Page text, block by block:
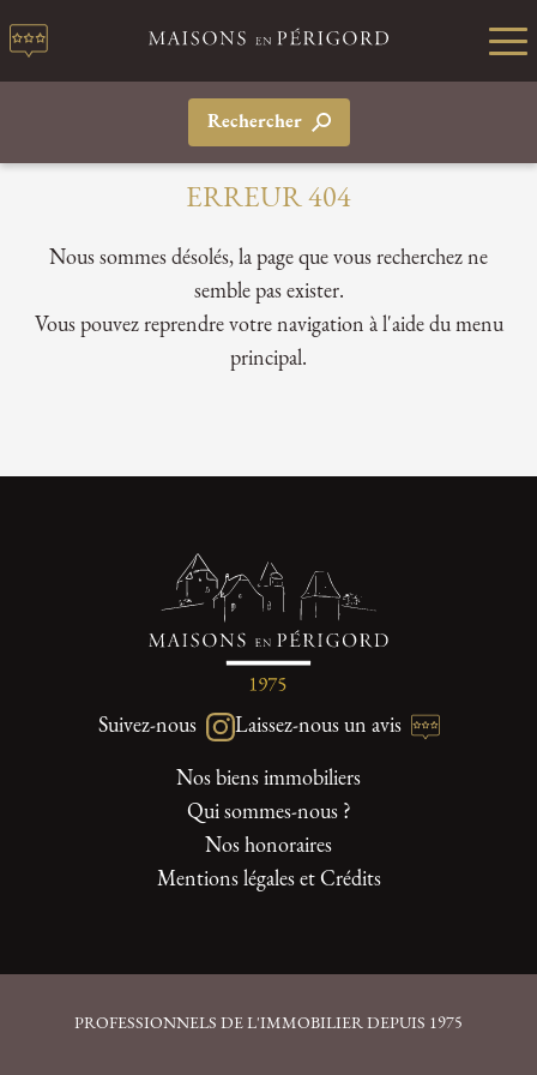
Rechercher
ERREUR 404
Nous sommes désolés, la page que vous recherchez ne
semble pas exister.
Vous pouvez reprendre votre navigation à l'aide du menu
principal.
Suivez-nous Laissez-nous un avis
Nos biens immobiliers
Qui sommes-nous ?
Nos honoraires
Mentions légales et Crédits
PROFESSIONNELS DE L'IMMOBILIER DEPUIS 1975